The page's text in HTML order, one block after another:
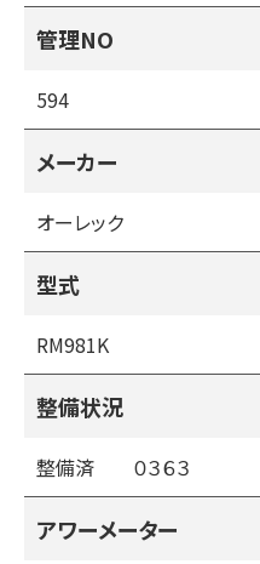
す。
中古の草刈機は草の水分で
縦軸・横軸・刈り取り軸の
す。
ます。
商品の選択の際は部品の供
かめる点になりますが、当
イルシール・ベアリング等
また、部品の供給も問題あり
（整備済みの商品は１０項
は部品交換を行い販売してお
２・各ベルト点検・交換
管理NO
594
メーカー
オーレック
型式
RM981K
整備状況
整備済 ０３６３
アワーメーター